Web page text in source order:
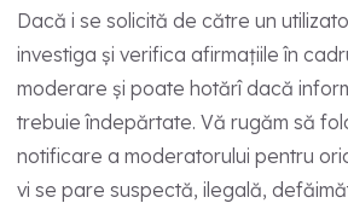
Dacă i se solicită de către un
investiga și verifica afirmațiile în
moderare și poate hotărî dacă
trebuie îndepărtate. Vă rugăm să
notificare a moderatorului pentru
vi se pare suspectă, ilegală,